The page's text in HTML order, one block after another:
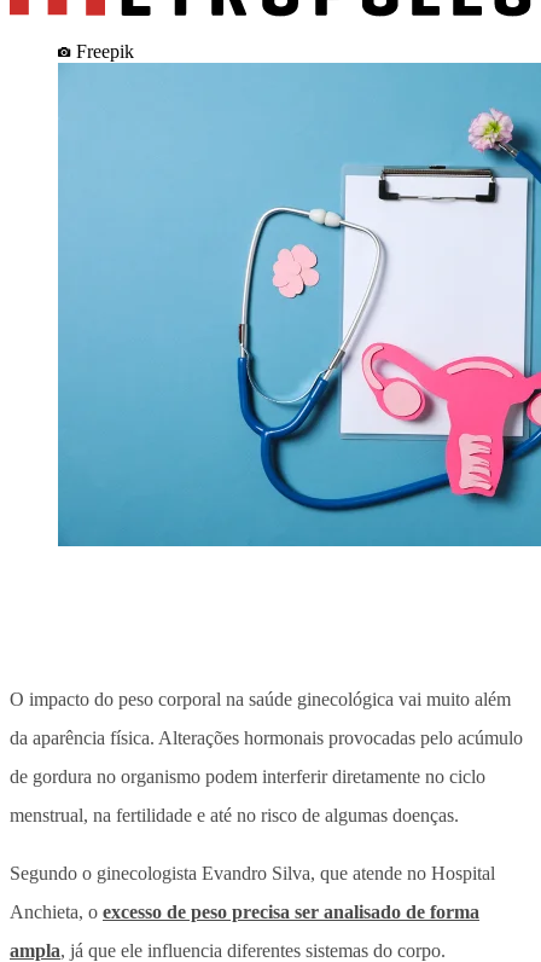
Freepik
O impacto do peso corporal na saúde ginecológica vai muito além
da aparência física. Alterações hormonais provocadas pelo acúmulo
de gordura no organismo podem interferir diretamente no ciclo
menstrual, na fertilidade e até no risco de algumas doenças.
Segundo o ginecologista Evandro Silva, que atende no Hospital
Anchieta, o excesso de peso precisa ser analisado de forma
ampla, já que ele influencia diferentes sistemas do corpo.